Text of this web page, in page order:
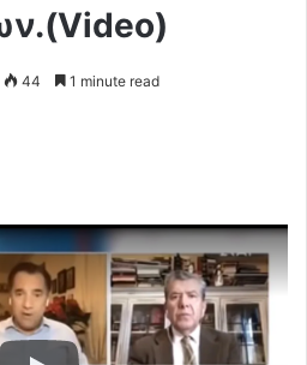
44 1 minute read